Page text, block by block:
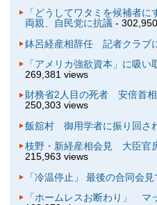
「どうしてワタミを候補者
両親、自民党に抗議-
鉢呂経産相辞任 記者クラブ
「アメリカ強欲資本」に吸
269,381 views
財務省2人目の死者 安倍首
250,303 views
飯舘村 御用学者に振り回さ
枝野・新経産相会見 大臣官
215,963 views
「冷温停止」 最後の合同会
「ホームレスお断わり」 マ